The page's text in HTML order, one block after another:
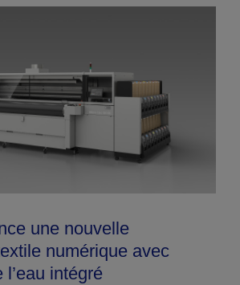
une nouvelle
numérique avec
intégré